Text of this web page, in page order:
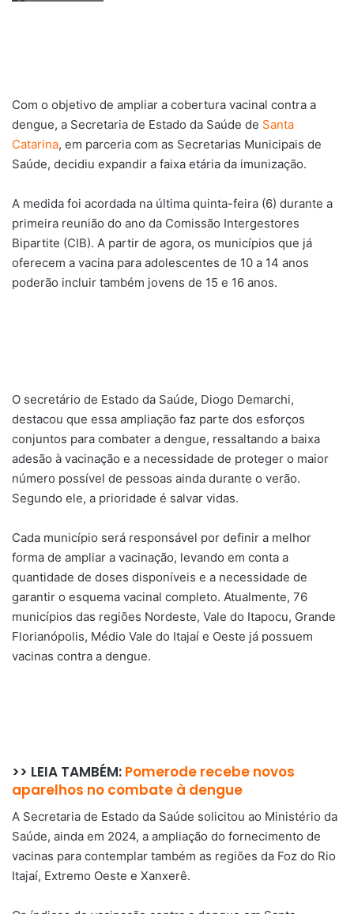
Com o objetivo de ampliar a cobertura vacinal contra a
dengue, a Secretaria de Estado da Saúde de Santa
Catarina, em parceria com as Secretarias Municipais de
Saúde, decidiu expandir a faixa etária da imunização.
A medida foi acordada na última quinta-feira (6) durante a
primeira reunião do ano da Comissão Intergestores
Bipartite (CIB). A partir de agora, os municípios que já
oferecem a vacina para adolescentes de 10 a 14 anos
poderão incluir também jovens de 15 e 16 anos.
O secretário de Estado da Saúde, Diogo Demarchi,
destacou que essa ampliação faz parte dos esforços
conjuntos para combater a dengue, ressaltando a baixa
adesão à vacinação e a necessidade de proteger o maior
número possível de pessoas ainda durante o verão.
Segundo ele, a prioridade é salvar vidas.
Cada município será responsável por definir a melhor
forma de ampliar a vacinação, levando em conta a
quantidade de doses disponíveis e a necessidade de
garantir o esquema vacinal completo. Atualmente, 76
municípios das regiões Nordeste, Vale do Itapocu, Grande
Florianópolis, Médio Vale do Itajaí e Oeste já possuem
vacinas contra a dengue.
>> LEIA TAMBÉM: Pomerode recebe novos
aparelhos no combate à dengue
A Secretaria de Estado da Saúde solicitou ao Ministério da
Saúde, ainda em 2024, a ampliação do fornecimento de
vacinas para contemplar também as regiões da Foz do Rio
Itajaí, Extremo Oeste e Xanxerê.